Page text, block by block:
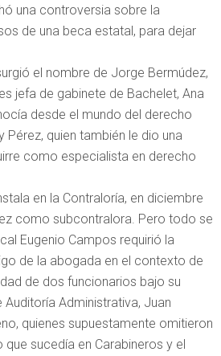
una controversia sobre la
de una beca estatal, para dejar
el nombre de Jorge Bermúdez,
jefa de gabinete de Bachelet, Ana
desde el mundo del derecho
Pérez, quien también le dio una
como especialista en derecho
en la Contraloría, en diciembre
como subcontralora. Pero todo se
Eugenio Campos requirió la
de la abogada en el contexto de
de dos funcionarios bajo su
Auditoría Administrativa, Juan
quienes supuestamente omitieron
sucedía en Carabineros y el